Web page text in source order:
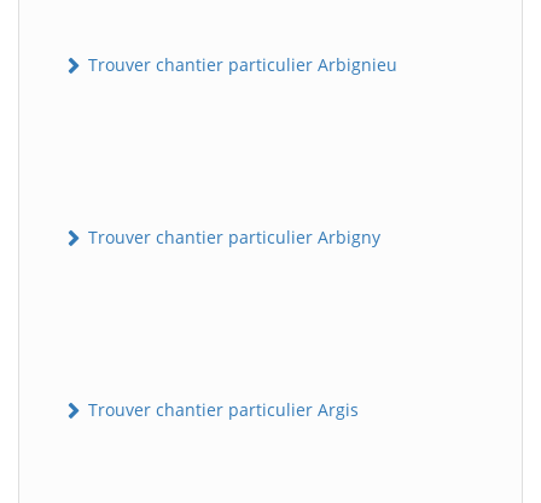
Trouver chantier particulier Arbignieu
Trouver chantier particulier Arbigny
Trouver chantier particulier Argis